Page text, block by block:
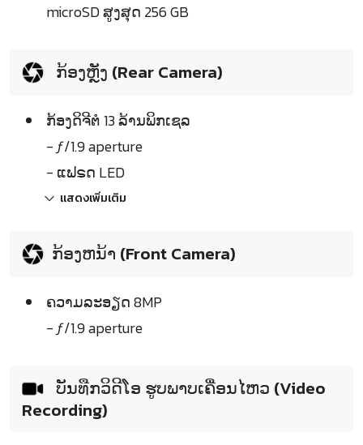
microSD ສູງສຸດ 256 GB
ກ້ອງຫຼັງ (Rear Camera)
ກ້ອງດິຈີຕໍ 13 ລ້ານພິກເຊລ
- ƒ/1.9 aperture
- ແຟຣດ LED
แสดงเพิ่มเติม
ກ້ອງຫນ້າ (Front Camera)
ຄວາມລະອຽດ 8MP
- ƒ/1.9 aperture
ບັນທືກວິດີໂອ ຮູບພາບເຄື່ອນໄຫວ (Video
Recording)